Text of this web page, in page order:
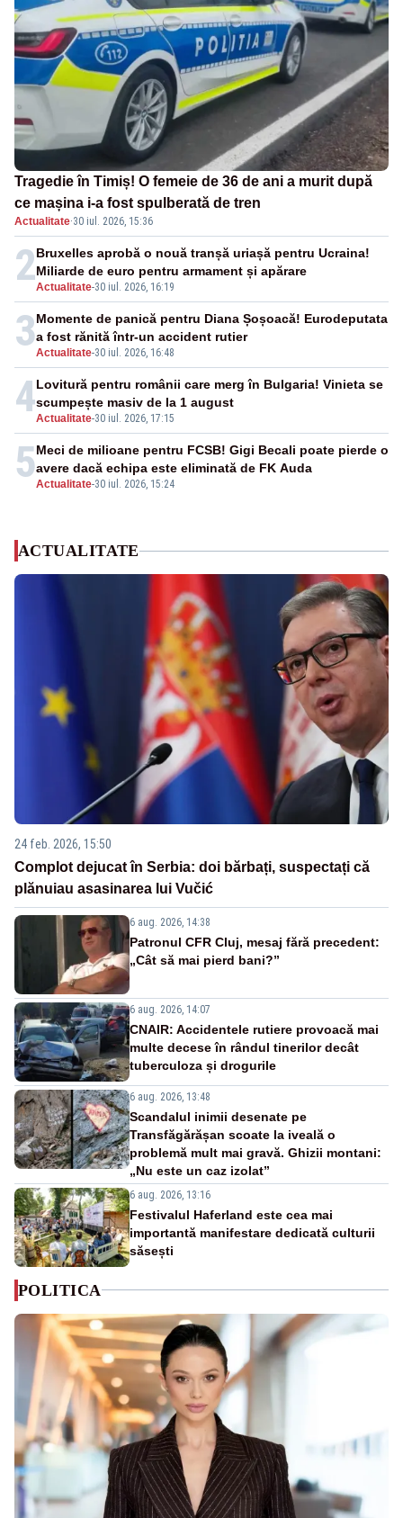
Tragedie în Timiș! O femeie de 36 de ani a murit după
ce mașina i-a fost spulberată de tren
Actualitate·30 iul. 2026, 15:36
2Actualitate-30 iul. 2026, 16:19
Bruxelles aprobă o nouă tranșă uriașă pentru Ucraina!
Miliarde de euro pentru armament și apărare
3Actualitate-30 iul. 2026, 16:48
Momente de panică pentru Diana Șoșoacă! Eurodeputata
a fost rănită într-un accident rutier
4Actualitate-30 iul. 2026, 17:15
Lovitură pentru românii care merg în Bulgaria! Vinieta se
scumpește masiv de la 1 august
5Actualitate-30 iul. 2026, 15:24
Meci de milioane pentru FCSB! Gigi Becali poate pierde o
avere dacă echipa este eliminată de FK Auda
ACTUALITATE
24 feb. 2026, 15:50
Complot dejucat în Serbia: doi bărbați, suspectați că
plănuiau asasinarea lui Vučić
6 aug. 2026, 14:38
Patronul CFR Cluj, mesaj fără precedent:
„Cât să mai pierd bani?”
6 aug. 2026, 14:07
CNAIR: Accidentele rutiere provoacă mai
multe decese în rândul tinerilor decât
tuberculoza și drogurile
6 aug. 2026, 13:48
Scandalul inimii desenate pe
Transfăgărășan scoate la iveală o
problemă mult mai gravă. Ghizii montani:
„Nu este un caz izolat”
6 aug. 2026, 13:16
Festivalul Haferland este cea mai
importantă manifestare dedicată culturii
săsești
POLITICA